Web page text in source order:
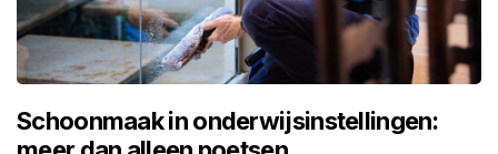
Schoonmaak in onderwijsinstellingen: